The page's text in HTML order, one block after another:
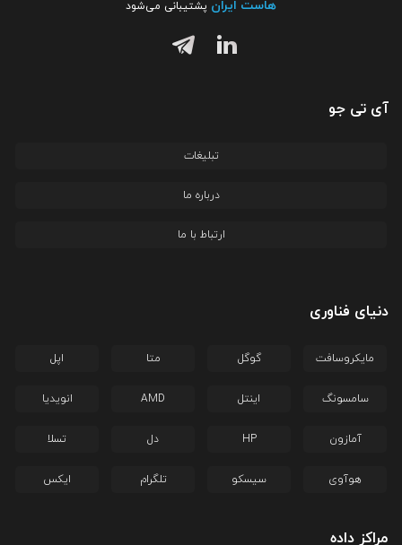
هاست ایران پشتیبانی می‌شود
آی تی جو
تبلیغات
درباره ما
ارتباط با ما
دنیای فناوری
مایکروسافت گوگل متا اپل
سامسونگ اینتل AMD انویدیا
آمازون HP دل تسلا
هوآوی سیسکو تلگرام ایکس
مراکز داده